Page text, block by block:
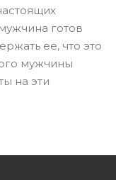
готов
ее, что это
мужчины
на эти